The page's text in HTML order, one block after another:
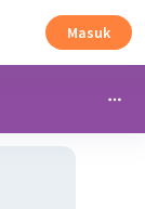
Masuk